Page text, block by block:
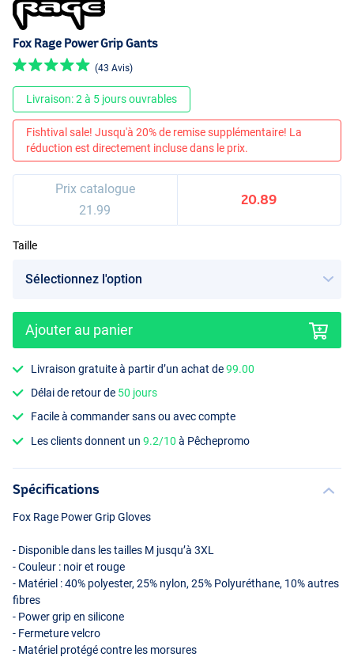
Fox Rage Power Grip Gants
(43 Avis)
Livraison: 2 à 5 jours ouvrables
Fishtival sale! Jusqu'à 20% de remise supplémentaire! La
réduction est directement incluse dans le prix.
Prix catalogue
21.99
20.89
Taille
Ajouter au panier
Livraison gratuite à partir d’un achat de99.00
Délai de retour de 50 jours
Facile à commander sans ou avec compte
Les clients donnent un9.2/10 à Pêchepromo
Spécifications
Fox Rage Power Grip Gloves
- Disponible dans les tailles M jusqu’à 3XL
- Couleur : noir et rouge
- Matériel : 40% polyester, 25% nylon, 25% Polyuréthane, 10% autres
fibres
- Power grip en silicone
- Fermeture velcro
- Matériel protégé contre les morsures